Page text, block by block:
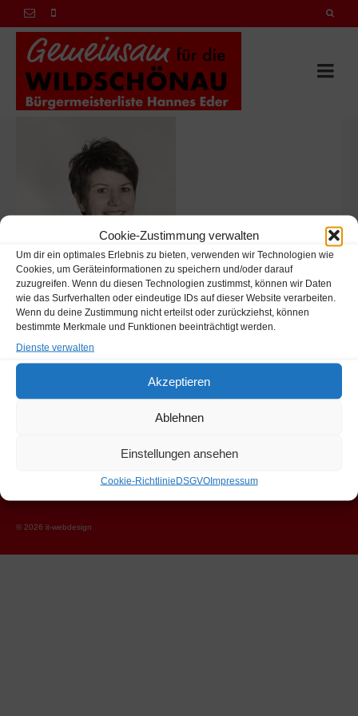
Cookie-Zustimmung verwalten
Um dir ein optimales Erlebnis zu bieten, verwenden wir Technologien wie
Cookies, um Geräteinformationen zu speichern und/oder darauf
zuzugreifen. Wenn du diesen Technologien zustimmst, können wir Daten
wie das Surfverhalten oder eindeutige IDs auf dieser Website verarbeiten.
Wenn du deine Zustimmung nicht erteilst oder zurückziehst, können
bestimmte Merkmale und Funktionen beeinträchtigt werden.
Dienste verwalten
Akzeptieren
Ablehnen
Einstellungen ansehen
Cookie-RichtlinieDSGVOImpressum
Wildschönau Tirol 6314
hannes.eder@hartlhof.net
© 2026 it-webdesign